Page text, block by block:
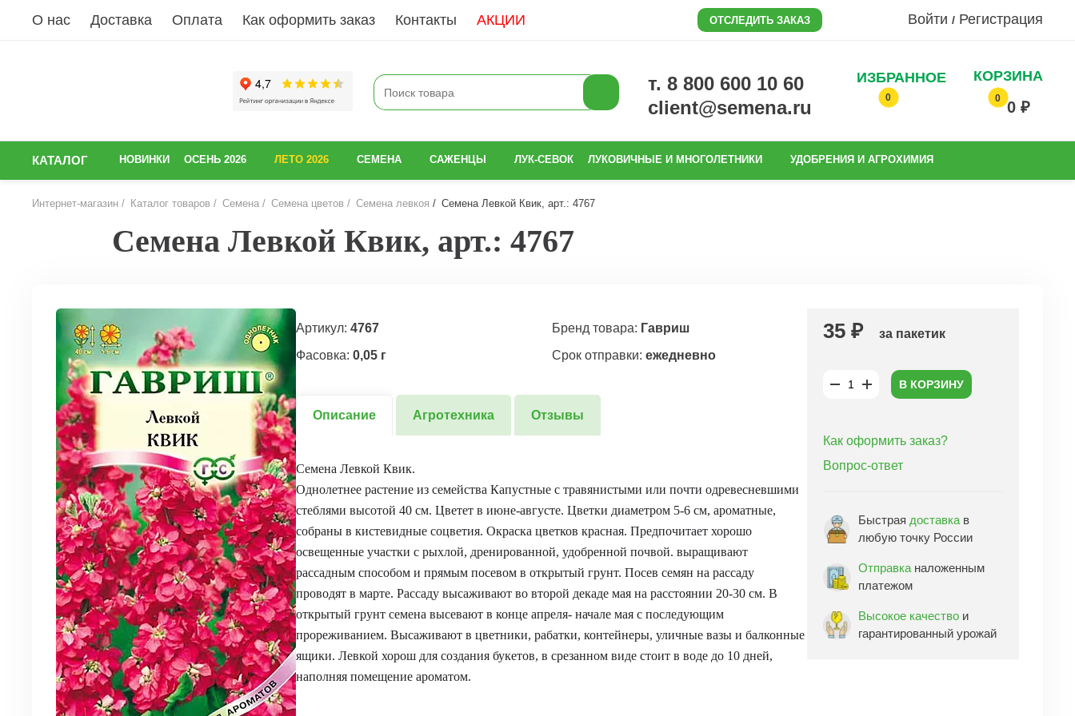
О нас Доставка Оплата Как оформить заказ Контакты АКЦИИ ОТСЛЕДИТЬ ЗАКАЗ Войти / Регистрация
т. 8 800 600 10 60
client@semena.ru
ИЗБРАННОЕ
0
КОРЗИНА
0
0 ₽
КАТАЛОГ НОВИНКИ ОСЕНЬ 2026 ЛЕТО 2026 СЕМЕНА САЖЕНЦЫ ЛУК-СЕВОК ЛУКОВИЧНЫЕ И МНОГОЛЕТНИКИ УДОБРЕНИЯ И АГРОХИМИЯ
Интернет-магазин Каталог товаров Семена Семена цветов Семена левкоя Семена Левкой Квик, арт.: 4767
Семена Левкой Квик, арт.: 4767
Артикул: 4767 Бренд товара: Гавриш
Фасовка: 0,05 г Срок отправки: ежедневно
Описание Агротехника Отзывы
Семена Левкой Квик.
Однолетнее растение из семейства Капустные с травянистыми или почти одревесневшими
стеблями высотой 40 см. Цветет в июне-августе. Цветки диаметром 5-6 см, ароматные,
собраны в кистевидные соцветия. Окраска цветков красная. Предпочитает хорошо
освещенные участки с рыхлой, дренированной, удобренной почвой. выращивают
рассадным способом и прямым посевом в открытый грунт. Посев семян на рассаду
проводят в марте. Рассаду высаживают во второй декаде мая на расстоянии 20-30 см. В
открытый грунт семена высевают в конце апреля- начале мая с последующим
прореживанием. Высаживают в цветники, рабатки, контейнеры, уличные вазы и балконные
ящики. Левкой хорош для создания букетов, в срезанном виде стоит в воде до 10 дней,
наполняя помещение ароматом.
35 ₽ за пакетик
В КОРЗИНУ
Как оформить заказ?
Вопрос-ответ
Быстрая доставка в
любую точку России
Отправка наложенным
платежом
Высокое качество и
гарантированный урожай